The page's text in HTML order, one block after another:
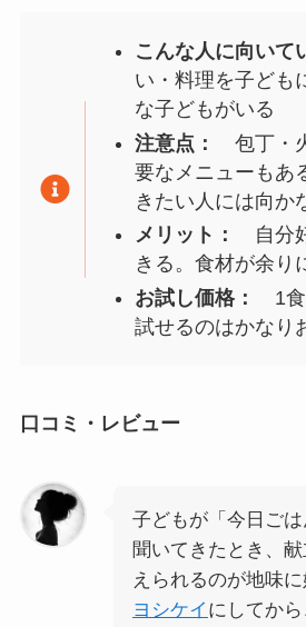
こんな人に向いて
い・料理を子ども
な子どもがいる
注意点：
包丁・
要なメニューもあ
きたい人には向か
メリット：
自分
きる。食材が余り
お試し価格：
1食
試せるのはかなり
口コミ・レビュー
子どもが「今日ご
聞いてきたとき、
えられるのが地味に
ヨシケイ にしてか